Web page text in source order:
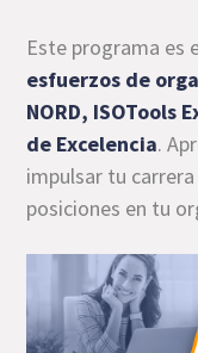
Este programa es
esfuerzos de
NORD, ISOTools
de Excelencia.
impulsar tu
posiciones en tu